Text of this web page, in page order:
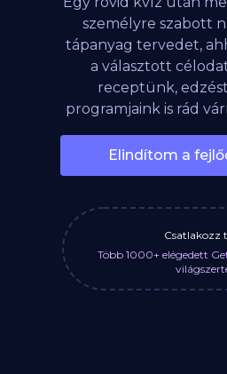
személyre szabott
tápanyag tervedet,
a választott
receptünk,
programjaink is rád
Elindítom a
Csatlakozz
Több 1000+ elégedett